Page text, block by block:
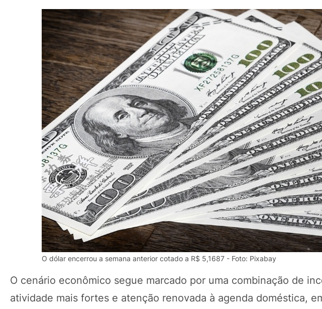
O dólar encerrou a semana anterior cotado a R$ 5,1687 - Foto: Pixabay
O cenário econômico segue marcado por uma combinação de
atividade mais fortes e atenção renovada à agenda doméstica,